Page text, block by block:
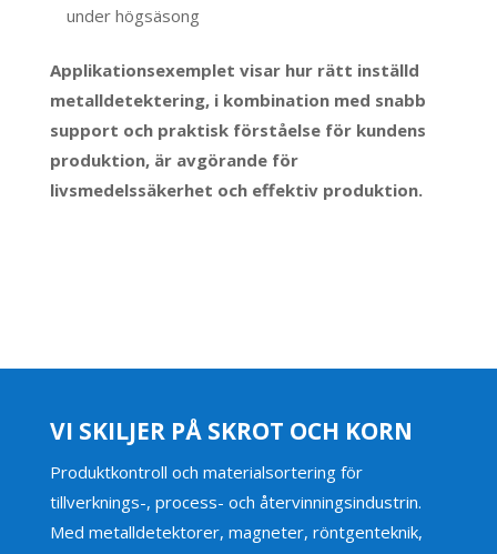
under högsäsong
Applikationsexemplet visar hur rätt inställd
metalldetektering, i kombination med snabb
support och praktisk förståelse för kundens
produktion, är avgörande för
livsmedelssäkerhet och effektiv produktion.
VI SKILJER PÅ SKROT OCH KORN
Produktkontroll och materialsortering för
tillverknings-, process- och återvinningsindustrin.
Med metalldetektorer, magneter, röntgenteknik,